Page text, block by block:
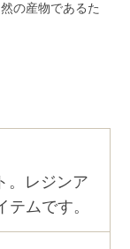
の産物であるた
。レジンア
ムです。